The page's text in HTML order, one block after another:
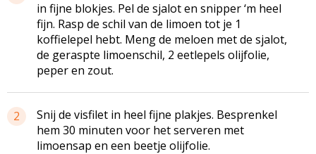
in fijne blokjes. Pel de sjalot en snipper ‘m heel
fijn. Rasp de schil van de limoen tot je 1
koffielepel hebt. Meng de meloen met de sjalot,
de geraspte limoenschil, 2 eetlepels olijfolie,
peper en zout.
2
Snij de visfilet in heel fijne plakjes. Besprenkel
hem 30 minuten voor het serveren met
limoensap en een beetje olijfolie.